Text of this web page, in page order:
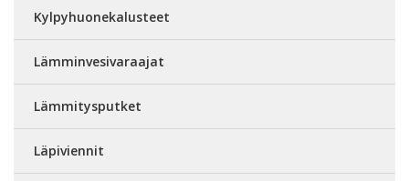
Kylpyhuonekalusteet
Lämminvesivaraajat
Lämmitysputket
Läpiviennit